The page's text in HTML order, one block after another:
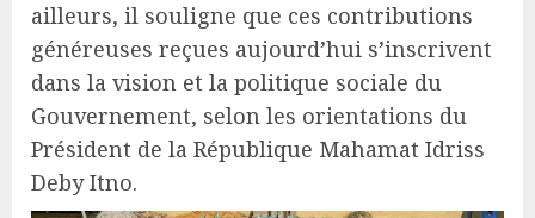
ailleurs, il souligne que ces contributions
généreuses reçues aujourd’hui s’inscrivent
dans la vision et la politique sociale du
Gouvernement, selon les orientations du
Président de la République Mahamat Idriss
Deby Itno.